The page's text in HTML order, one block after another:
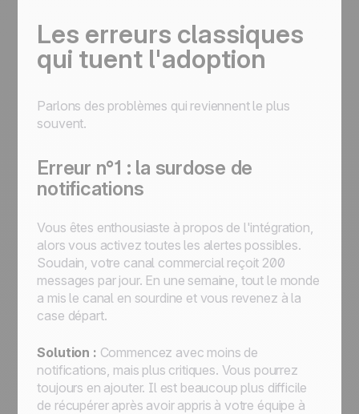
Les erreurs classiques
qui tuent l'adoption
Parlons des problèmes qui reviennent le plus
souvent.
Erreur n°1 : la surdose de
notifications
Vous êtes enthousiaste à propos de l'intégration,
alors vous activez toutes les alertes possibles.
Soudain, votre canal commercial reçoit 200
messages par jour. En une semaine, tout le monde
a mis le canal en sourdine et vous revenez à la
case départ.
Solution : Commencez avec moins de
notifications, mais plus critiques. Vous pourrez
toujours en ajouter. Il est beaucoup plus difficile
de récupérer après avoir appris à votre équipe à